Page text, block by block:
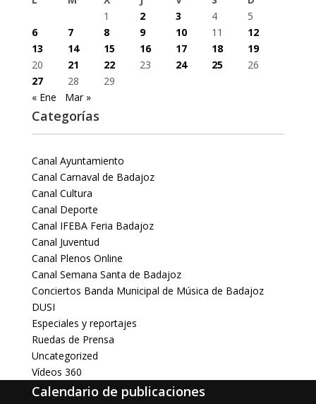
1
2 3 4
5
6
7 8 9 10 11
12
13
14 15 16 17 18
19
20
21 22 23 24 25
26
27
28
29
« Ene
Mar »
Categorías
Canal Ayuntamiento
Canal Carnaval de Badajoz
Canal Cultura
Canal Deporte
Canal IFEBA Feria Badajoz
Canal Juventud
Canal Plenos Online
Canal Semana Santa de Badajoz
Conciertos Banda Municipal de Música de Badajoz
DUSI
Especiales y reportajes
Ruedas de Prensa
Uncategorized
Vídeos 360
Calendario de publicaciones